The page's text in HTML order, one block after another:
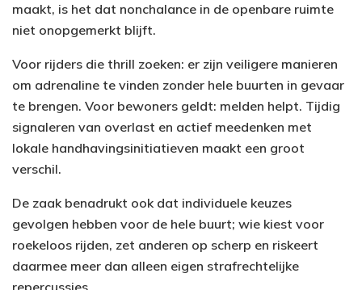
maakt, is het dat nonchalance in de openbare ruimte
niet onopgemerkt blijft.
Voor rijders die thrill zoeken: er zijn veiligere manieren
om adrenaline te vinden zonder hele buurten in gevaar
te brengen. Voor bewoners geldt: melden helpt. Tijdig
signaleren van overlast en actief meedenken met
lokale handhavingsinitiatieven maakt een groot
verschil.
De zaak benadrukt ook dat individuele keuzes
gevolgen hebben voor de hele buurt; wie kiest voor
roekeloos rijden, zet anderen op scherp en riskeert
daarmee meer dan alleen eigen strafrechtelijke
repercussies.